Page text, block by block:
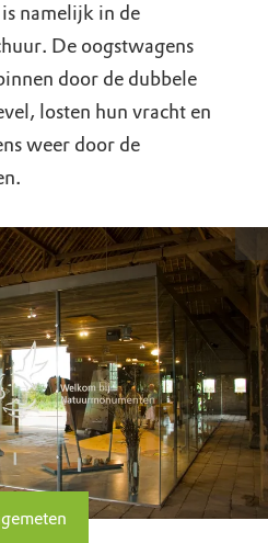
namelijk in de
De oogstwagens
door de dubbele
losten hun vracht en
weer door de